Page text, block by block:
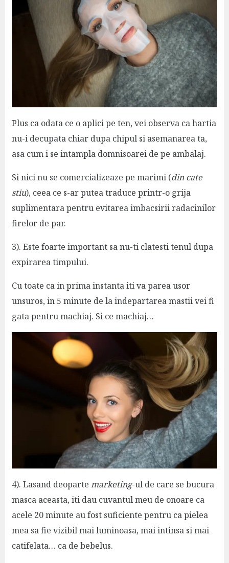
Plus ca odata ce o aplici pe ten, vei observa ca hartia
nu-i decupata chiar dupa chipul si asemanarea ta,
asa cum i se intampla domnisoarei de pe ambalaj.
Si nici nu se comercializeaze pe marimi (din cate
stiu), ceea ce s-ar putea traduce printr-o grija
suplimentara pentru evitarea imbacsirii radacinilor
firelor de par.
3). Este foarte important sa nu-ti clatesti tenul dupa
expirarea timpului.
Cu toate ca in prima instanta iti va parea usor
unsuros, in 5 minute de la indepartarea mastii vei fi
gata pentru machiaj. Si ce machiaj…
4). Lasand deoparte marketing-ul de care se bucura
masca aceasta, iti dau cuvantul meu de onoare ca
acele 20 minute au fost suficiente pentru ca pielea
mea sa fie vizibil mai luminoasa, mai intinsa si mai
catifelata… ca de bebelus.